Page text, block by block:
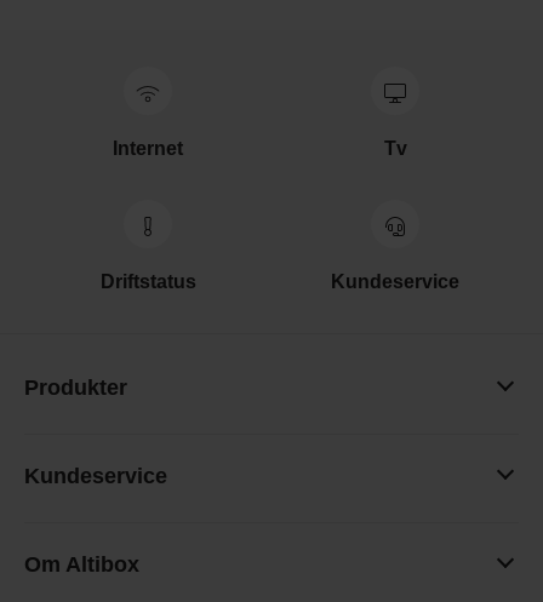
Internet Tv
Driftstatus Kundeservice
Produkter
Kundeservice
Om Altibox